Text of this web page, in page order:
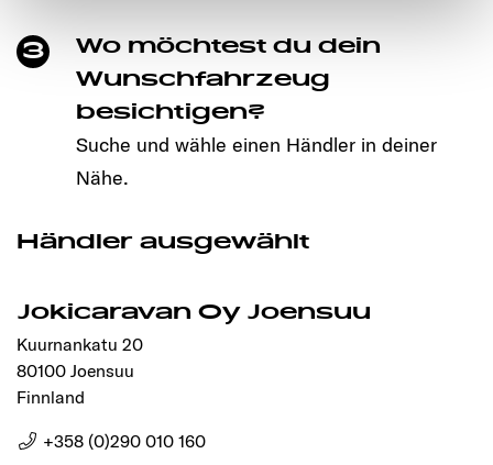
den störungsfreien Betrieb der Webseite und die
Ermöglichung der Seitennavigation erforderlich sind.
3
Wo möchtest du dein
Wunschfahrzeug
besichtigen?
Suche und wähle einen Händler in deiner
Nähe.
Händler ausgewählt
Jokicaravan Oy Joensuu
Kuurnankatu 20
80100 Joensuu
Finnland
+358 (0)290 010 160